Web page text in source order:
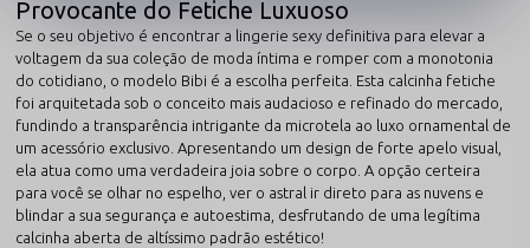
Provocante do Fetiche Luxuoso
Se o seu objetivo é encontrar a lingerie sexy definitiva para elevar a
voltagem da sua coleção de moda íntima e romper com a monotonia
do cotidiano, o modelo Bibi é a escolha perfeita. Esta calcinha fetiche
foi arquitetada sob o conceito mais audacioso e refinado do mercado,
fundindo a transparência intrigante da microtela ao luxo ornamental de
um acessório exclusivo. Apresentando um design de forte apelo visual,
ela atua como uma verdadeira joia sobre o corpo. A opção certeira
para você se olhar no espelho, ver o astral ir direto para as nuvens e
blindar a sua segurança e autoestima, desfrutando de uma legítima
calcinha aberta de altíssimo padrão estético!